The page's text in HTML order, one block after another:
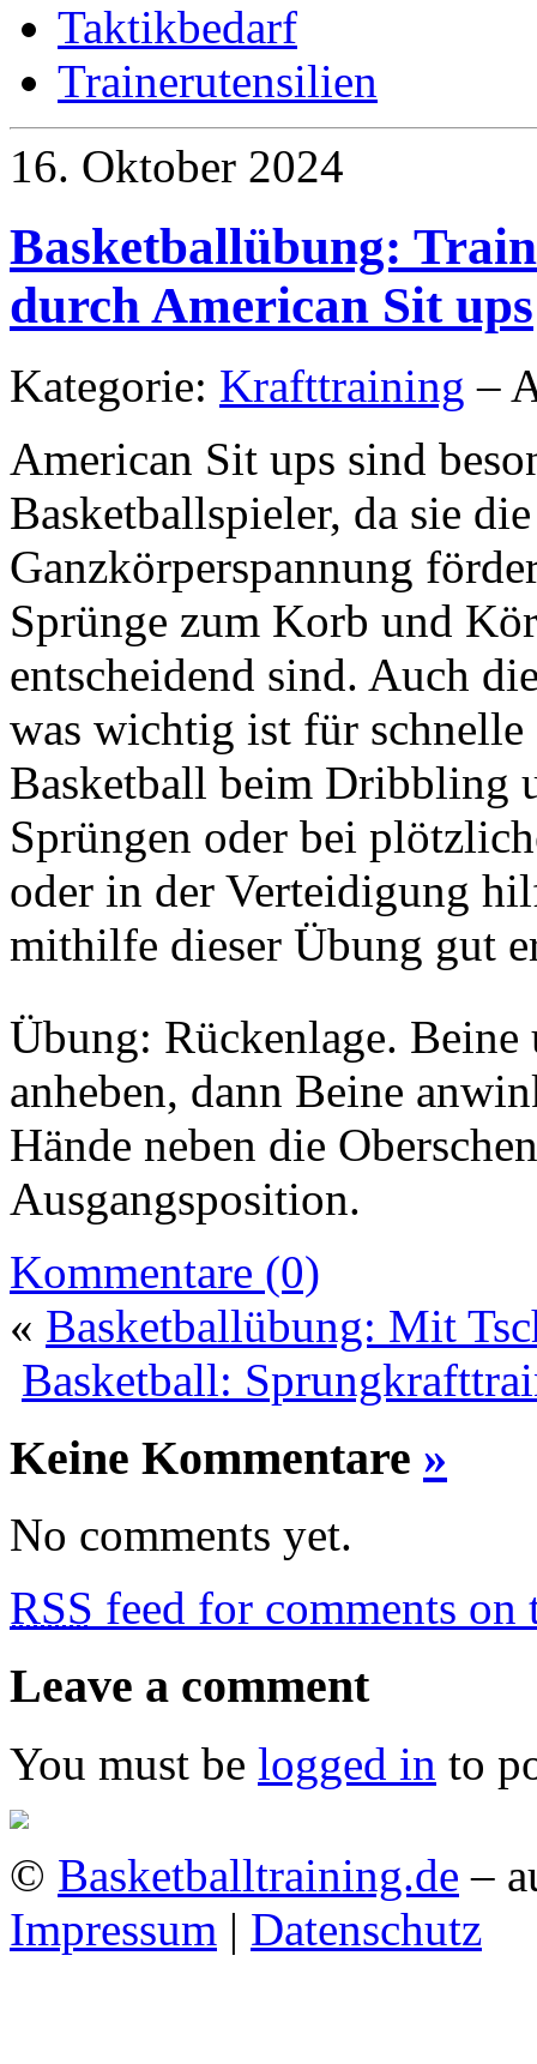
Taktikbedarf
Trainerutensilien
16. Oktober 2024
Basketballübung:
durch American Sit ups
Kategorie: Krafttraining –
American Sit ups sind
Basketballspieler, da sie
Ganzkörperspannung
Sprünge zum Korb und
entscheidend sind. Auch
was wichtig ist für
Basketball beim Dribbling
Sprüngen oder bei
oder in der Verteidigung
mithilfe dieser Übung gut
Übung: Rückenlage.
anheben, dann Beine
Hände neben die
Ausgangsposition.
Kommentare (0)
« Basketballübung: Mit
Basketball:
Keine Kommentare »
No comments yet.
RSS feed for comments on
Leave a comment
You must be logged in to
© Basketballtraining.de –
Impressum | Datenschutz